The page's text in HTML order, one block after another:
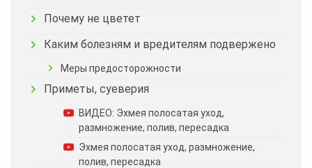
Почему не цветет
Каким болезням и вредителям подвержено
Меры предосторожности
Приметы, суеверия
ВИДЕО: Эхмея полосатая уход,
размножение, полив, пересадка
Эхмея полосатая уход, размножение,
полив, пересадка